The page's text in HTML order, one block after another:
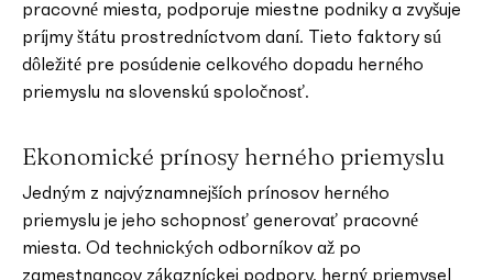
pracovné miesta, podporuje miestne podniky a zvyšuje
príjmy štátu prostredníctvom daní. Tieto faktory sú
dôležité pre posúdenie celkového dopadu herného
priemyslu na slovenskú spoločnosť.
Ekonomické prínosy herného priemyslu
Jedným z najvýznamnejších prínosov herného
priemyslu je jeho schopnosť generovať pracovné
miesta. Od technických odborníkov až po
zamestnancov zákazníckej podpory, herný priemysel